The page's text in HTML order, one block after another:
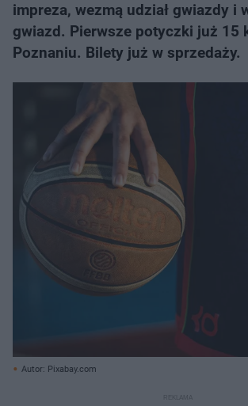
impreza, wezmą udział gwiazdy i
gwiazd. Pierwsze potyczki już 15
Poznaniu. Bilety już w sprzedaży.
Autor: Pixabay.com